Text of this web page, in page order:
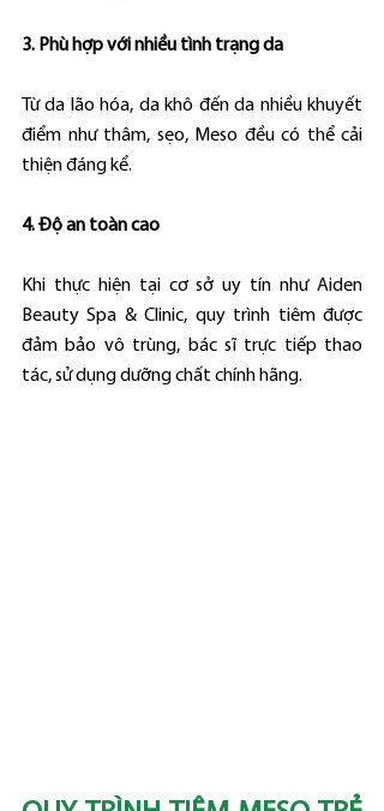
3. Phù hợp với nhiều tình trạng da
Từ da lão hóa, da khô đến da nhiều khuyết
điểm như thâm, sẹo, Meso đều có thể cải
thiện đáng kể.
4. Độ an toàn cao
Khi thực hiện tại cơ sở uy tín như Aiden
Beauty Spa & Clinic, quy trình tiêm được
đảm bảo vô trùng, bác sĩ trực tiếp thao
tác, sử dụng dưỡng chất chính hãng.